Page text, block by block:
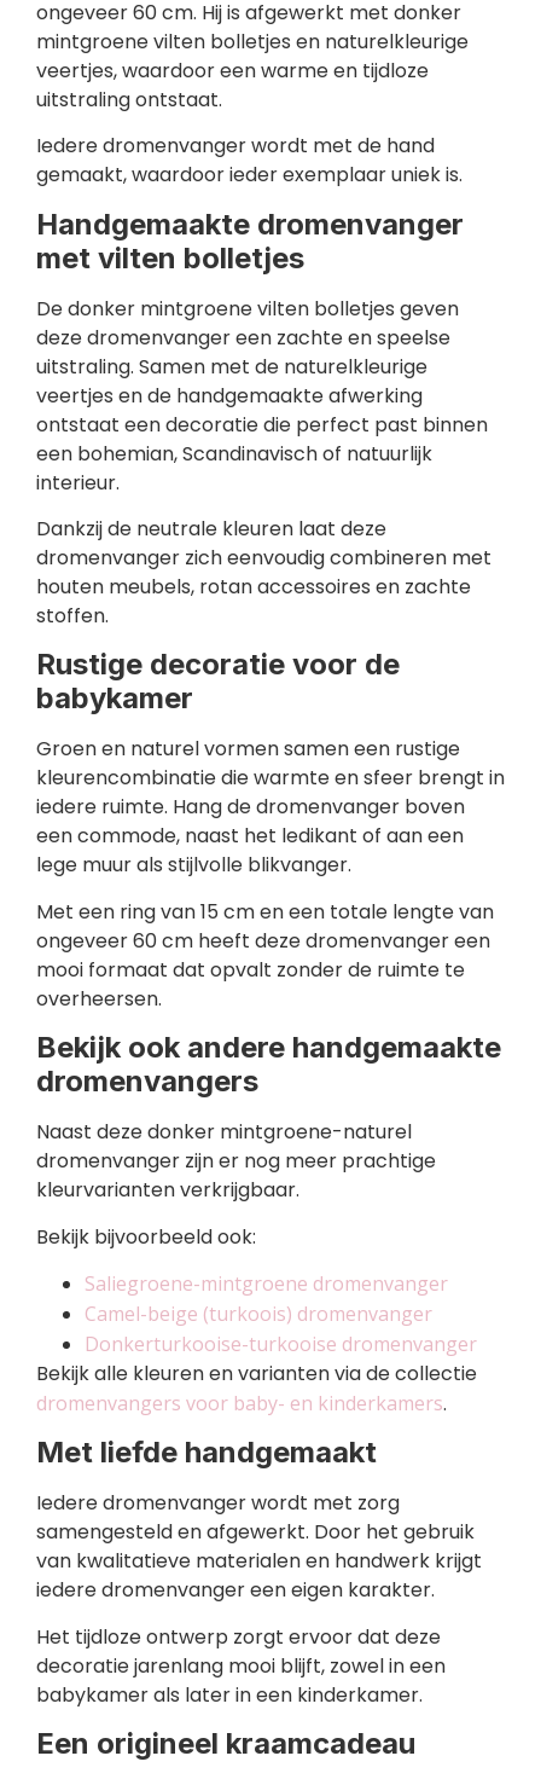
ongeveer 60 cm. Hij is afgewerkt met donker
mintgroene vilten bolletjes en naturelkleurige
veertjes, waardoor een warme en tijdloze
uitstraling ontstaat.
Iedere dromenvanger wordt met de hand
gemaakt, waardoor ieder exemplaar uniek is.
Handgemaakte dromenvanger
met vilten bolletjes
De donker mintgroene vilten bolletjes geven
deze dromenvanger een zachte en speelse
uitstraling. Samen met de naturelkleurige
veertjes en de handgemaakte afwerking
ontstaat een decoratie die perfect past binnen
een bohemian, Scandinavisch of natuurlijk
interieur.
Dankzij de neutrale kleuren laat deze
dromenvanger zich eenvoudig combineren met
houten meubels, rotan accessoires en zachte
stoffen.
Rustige decoratie voor de
babykamer
Groen en naturel vormen samen een rustige
kleurencombinatie die warmte en sfeer brengt in
iedere ruimte. Hang de dromenvanger boven
een commode, naast het ledikant of aan een
lege muur als stijlvolle blikvanger.
Met een ring van 15 cm en een totale lengte van
ongeveer 60 cm heeft deze dromenvanger een
mooi formaat dat opvalt zonder de ruimte te
overheersen.
Bekijk ook andere handgemaakte
dromenvangers
Naast deze donker mintgroene-naturel
dromenvanger zijn er nog meer prachtige
kleurvarianten verkrijgbaar.
Bekijk bijvoorbeeld ook:
Saliegroene-mintgroene dromenvanger
Camel-beige (turkoois) dromenvanger
Donkerturkooise-turkooise dromenvanger
Bekijk alle kleuren en varianten via de collectie
dromenvangers voor baby- en kinderkamers.
Met liefde handgemaakt
Iedere dromenvanger wordt met zorg
samengesteld en afgewerkt. Door het gebruik
van kwalitatieve materialen en handwerk krijgt
iedere dromenvanger een eigen karakter.
Het tijdloze ontwerp zorgt ervoor dat deze
decoratie jarenlang mooi blijft, zowel in een
babykamer als later in een kinderkamer.
Een origineel kraamcadeau